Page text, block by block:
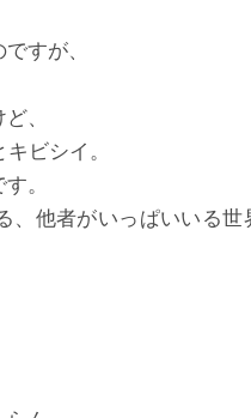
すが、
、
ビシイ。
。
、他者がいっぱいいる世